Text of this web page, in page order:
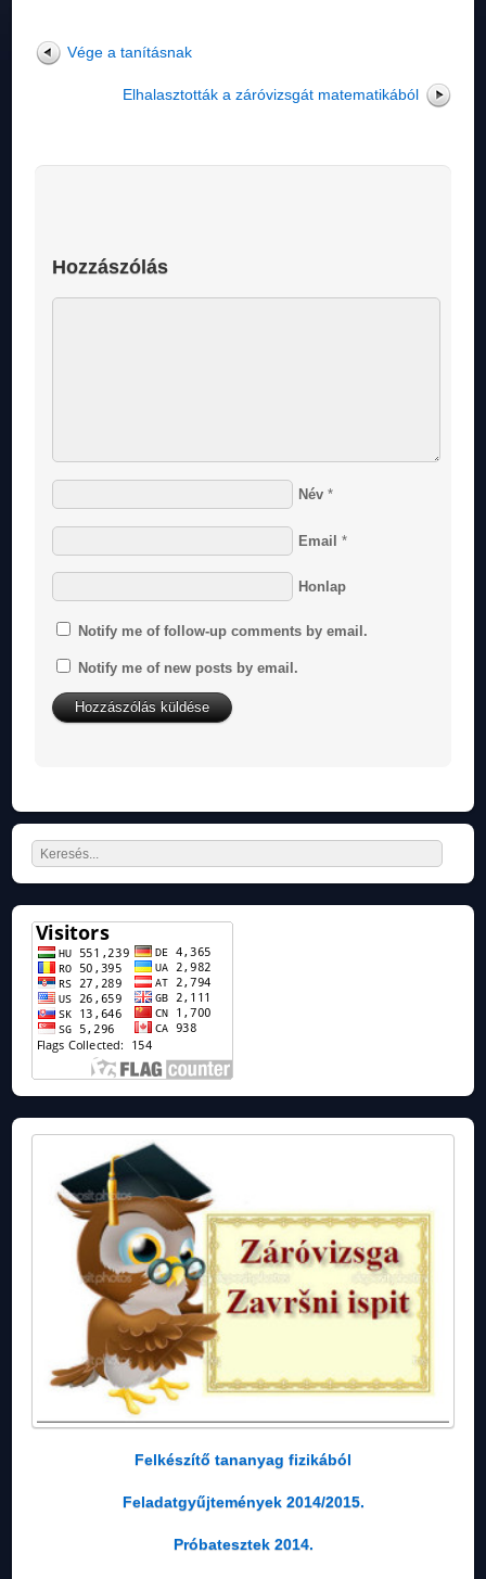
Vége a tanításnak
Elhalasztották a záróvizsgát matematikából
Hozzászólás
Név *
Email *
Honlap
Notify me of follow-up comments by email.
Notify me of new posts by email.
Felkészítő tananyag fizikából
Feladatgyűjtemények 2014/2015.
Próbatesztek 2014.